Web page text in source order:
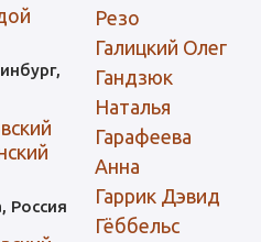
Россия
Резо
Галицкий Олег
Гандзюк
Наталья
Гарафеева
Анна
Гаррик Дэвид
Гёббельс